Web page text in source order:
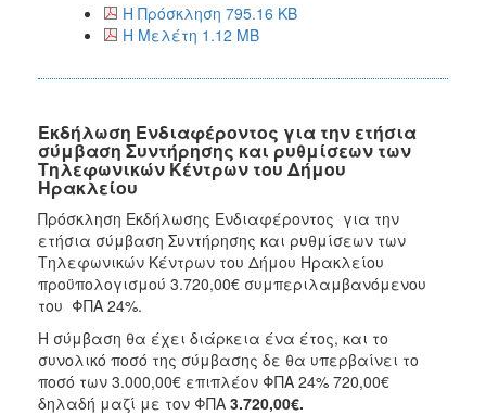
Η Πρόσκληση 795.16 KB
Η Μελέτη 1.12 MB
Εκδήλωση Ενδιαφέροντος για την ετήσια
σύμβαση Συντήρησης και ρυθμίσεων των
Τηλεφωνικών Κέντρων του Δήμου
Ηρακλείου
Πρόσκληση Εκδήλωσης Ενδιαφέροντος για την
ετήσια σύμβαση Συντήρησης και ρυθμίσεων των
Τηλεφωνικών Κέντρων του Δήμου Ηρακλείου
προϋπολογισμού 3.720,00€ συμπεριλαμβανόμενου
του ΦΠΑ 24%.
Η σύμβαση θα έχει διάρκεια ένα έτος, και το
συνολικό ποσό της σύμβασης δε θα υπερβαίνει το
ποσό των 3.000,00€ επιπλέον ΦΠΑ 24% 720,00€
δηλαδή μαζί με τον ΦΠΑ 3.720,00€.